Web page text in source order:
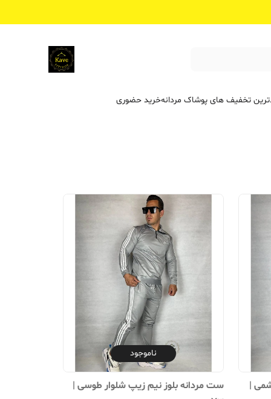
تخفیف ‌های پوشاک مردانهخرید حضوری
|
ناموجود
ست مردانه بلوز نیم زیپ شلوار طوسی |